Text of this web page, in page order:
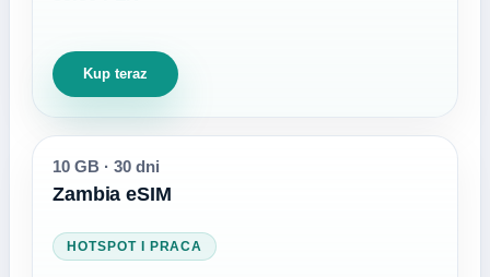
Kup teraz
10 GB · 30 dni
Zambia eSIM
HOTSPOT I PRACA